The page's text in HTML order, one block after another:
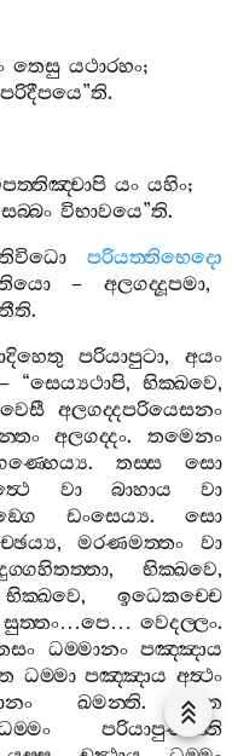
තෙසු යථාරහං;
පරිදීපයෙ”ති.
යං යහිං;
සබ‍්බං විභාවයෙ”ති.
පරියත‍්තිභෙදො
– අලගද‍්දූපමා,
.
පරියාපුටා,අයං
“සෙය්‍යථාපි, භික‍්ඛවෙ,
අලගද‍්දපරියෙසනං
අලගද‍්දං.තමෙනං
.තස‍්ස
සො
වා බාහාය
වා
ඩංසෙය්‍ය. සො
,මරණමත‍්තං
වා
,භික‍්ඛවෙ,
භික‍්ඛවෙ, ඉධෙකච‍්චෙ
සුත‍්තං…පෙ… වෙදල‍්ලං.
ධම‍්මානං පඤ‍්ඤාය
ධම‍්මා පඤ‍්ඤාය අත්‍ථං
ඛමන‍්ති.තෙ
පරියාපුණන‍්ති